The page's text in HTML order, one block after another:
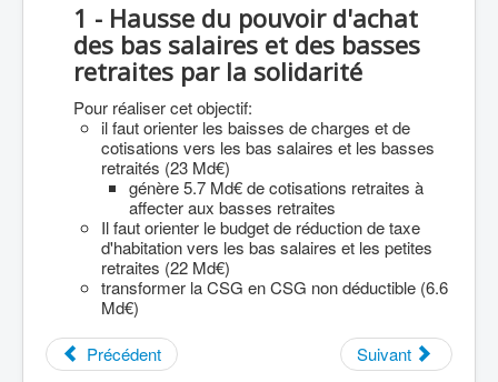
1 - Hausse du pouvoir d'achat
des bas salaires et des basses
retraites par la solidarité
Pour réaliser cet objectif:
il faut orienter les baisses de charges et de
cotisations vers les bas salaires et les basses
retraités (23 Md€)
génère 5.7 Md€ de cotisations retraites à
affecter aux basses retraites
Il faut orienter le budget de réduction de taxe
d'habitation vers les bas salaires et les petites
retraites (22 Md€)
transformer la CSG en CSG non déductible (6.6
Md€)
Précédent
Suivant